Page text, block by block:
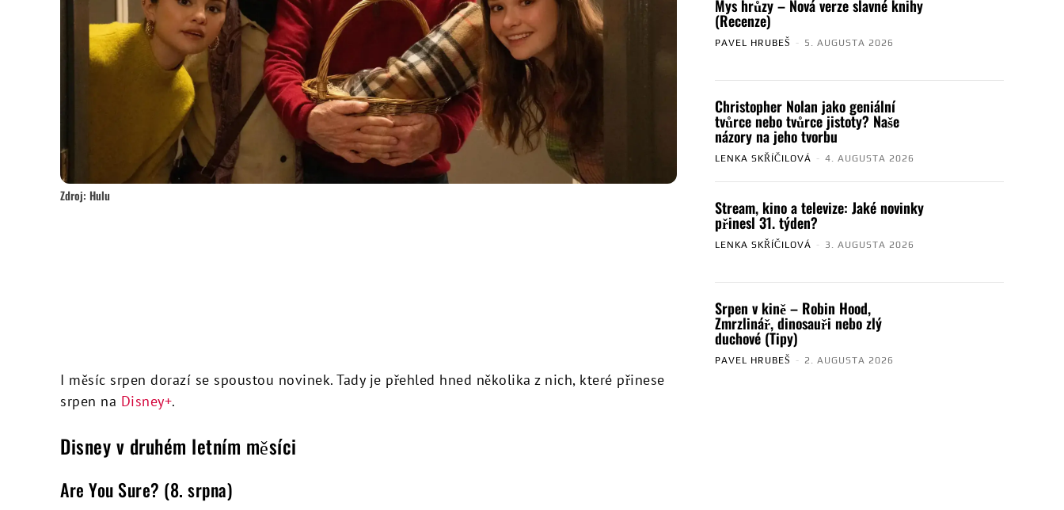
Zdroj: Hulu
Mys hrůzy – Nová verze slavné knihy
(Recenze)
PAVEL HRUBEŠ - 5. AUGUSTA 2026
Christopher Nolan jako geniální
tvůrce nebo tvůrce jistoty? Naše
názory na jeho tvorbu
LENKA SKŘÍČILOVÁ - 4. AUGUSTA 2026
Stream, kino a televize: Jaké novinky
přinesl 31. týden?
LENKA SKŘÍČILOVÁ - 3. AUGUSTA 2026
Srpen v kině – Robin Hood,
Zmrzlinář, dinosauři nebo zlý
duchové (Tipy)
PAVEL HRUBEŠ - 2. AUGUSTA 2026
I měsíc srpen dorazí se spoustou novinek. Tady je přehled hned několika z nich, které přinese
srpen na Disney+.
Disney v druhém letním měsíci
Are You Sure? (8. srpna)